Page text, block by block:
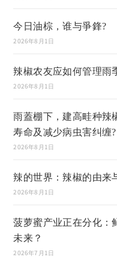
今日油棕，谁与爭鋒?
2026年8月1日
辣椒农友应如何管理雨
2026年8月1日
雨蓋棚下，建高畦种辣
寿命及减少病虫害纠缠?
2026年8月1日
辣的世界：辣椒的由来
2026年8月1日
菠萝蜜产业正在分化：
未来？
2026年7月1日